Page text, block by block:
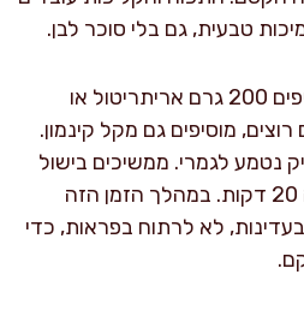
טבעית, גם בלי סוכר לבן.
מוסיפים 200 גרם אריתריטול או
מוסיפים גם מקל קינמון.
נטמע לגמרי. ממשיכים בישול
על אש בינונית-נמוכה 20 דקות. במהלך הזמן הזה
לא לרתוח בפראות, כדי